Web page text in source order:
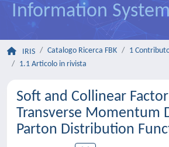
Information
IRIS Catalogo Ricerca FBK
1
1.1 Articolo in rivista
Soft and Collinear
Transverse Momentum
Parton Distribution